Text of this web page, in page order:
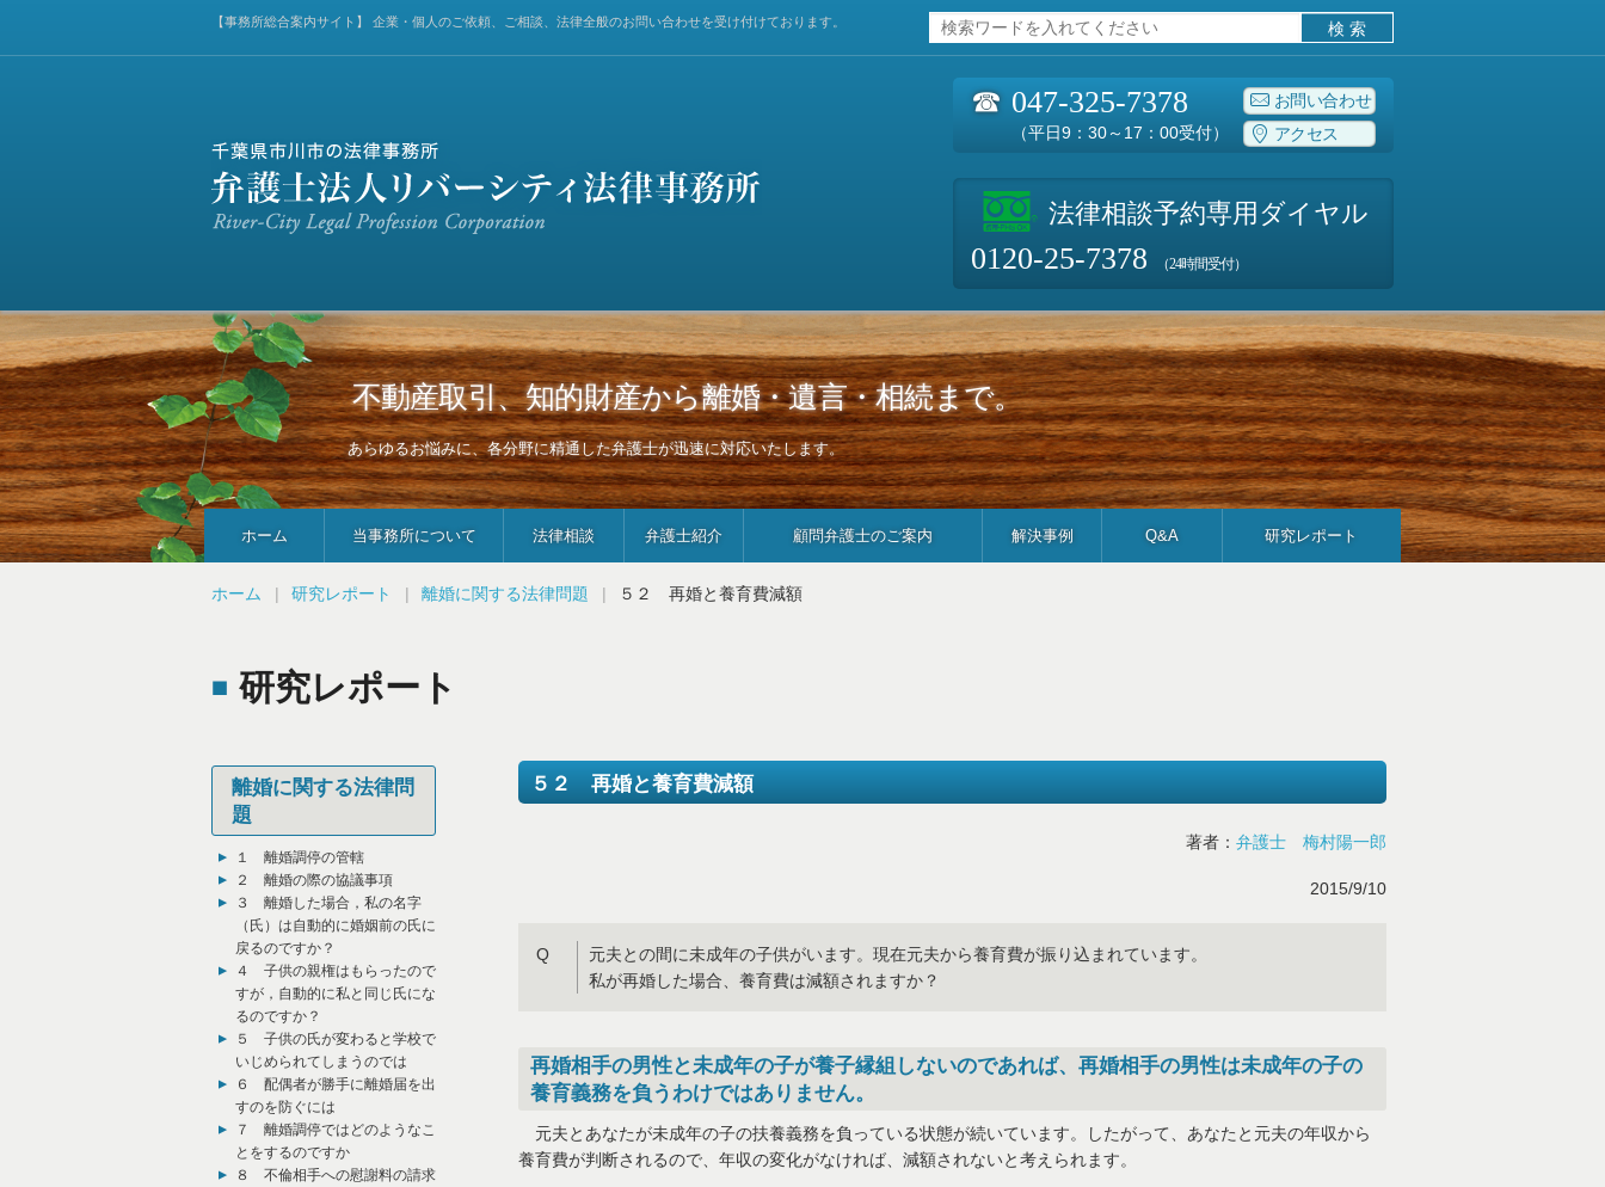
【事務所総合案内サイト】 企業・個人のご依頼、ご相談、法律全般のお問い合わせを受け付けております。
☎ 047-325-7378
（平日9：30～17：00受付）
お問い合わせ
アクセス
法律相談予約専用ダイヤル
0120-25-7378 （24時間受付）
不動産取引、知的財産から離婚・遺言・相続まで。
あらゆるお悩みに、各分野に精通した弁護士が迅速に対応いたします。
ホーム 当事務所について 法律相談 弁護士紹介 顧問弁護士のご案内 解決事例 Q&A 研究レポート
ホーム 研究レポート 離婚に関する法律問題 ５２ 再婚と養育費減額
研究レポート
５２ 再婚と養育費減額
著者： 弁護士 梅村陽一郎
2015/9/10
Q
元夫との間に未成年の子供がいます。現在元夫から養育費が振り込まれています。
私が再婚した場合、養育費は減額されますか？
再婚相手の男性と未成年の子が養子縁組しないのであれば、再婚相手の男性は未成年の子の
養育義務を負うわけではありません。
元夫とあなたが未成年の子の扶養義務を負っている状態が続いています。したがって、あなたと元夫の年収から
養育費が判断されるので、年収の変化がなければ、減額されないと考えられます。
離婚に関する法律問
題
１ 離婚調停の管轄
２ 離婚の際の協議事項
３ 離婚した場合，私の名字
（氏）は自動的に婚姻前の氏に
戻るのですか？
４ 子供の親権はもらったので
すが，自動的に私と同じ氏にな
るのですか？
５ 子供の氏が変わると学校で
いじめられてしまうのでは
６ 配偶者が勝手に離婚届を出
すのを防ぐには
７ 離婚調停ではどのようなこ
とをするのですか
８ 不倫相手への慰謝料の請求